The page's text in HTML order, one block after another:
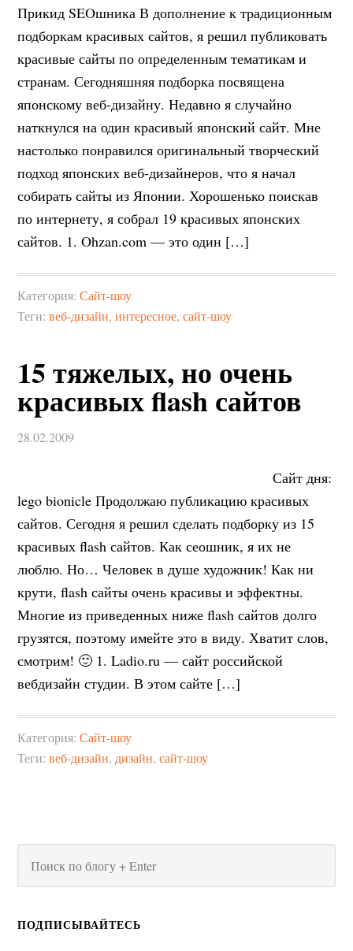
Прикид SEOшника В дополнение к традиционным
подборкам красивых сайтов, я решил публиковать
красивые сайты по определенным тематикам и
странам. Сегодняшняя подборка посвящена
японскому веб-дизайну. Недавно я случайно
наткнулся на один красивый японский сайт. Мне
настолько понравился оригинальный творческий
подход японских веб-дизайнеров, что я начал
собирать сайты из Японии. Хорошенько поискав
по интернету, я собрал 19 красивых японских
сайтов. 1. Ohzan.com — это один […]
Категория:Сайт-шоу
Теги:веб-дизайн,интересное,сайт-шоу
15 тяжелых, но очень
красивых flash сайтов
28.02.2009
Сайт дня:
lego bionicle Продолжаю публикацию красивых
сайтов. Сегодня я решил сделать подборку из 15
красивых flash сайтов. Как сеошник, я их не
люблю. Но… Человек в душе художник! Как ни
крути, flash сайты очень красивы и эффектны.
Многие из приведенных ниже flash сайтов долго
грузятся, поэтому имейте это в виду. Хватит слов,
смотрим! 🙂 1. Ladio.ru — сайт российской
вебдизайн студии. В этом сайте […]
Категория:Сайт-шоу
Теги:веб-дизайн, дизайн,сайт-шоу
ПОДПИСЫВАЙТЕСЬ